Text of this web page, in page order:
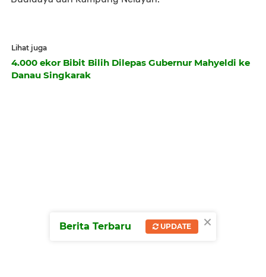
Lihat juga
4.000 ekor Bibit Bilih Dilepas Gubernur Mahyeldi ke
Danau Singkarak
×
Berita Terbaru UPDATE